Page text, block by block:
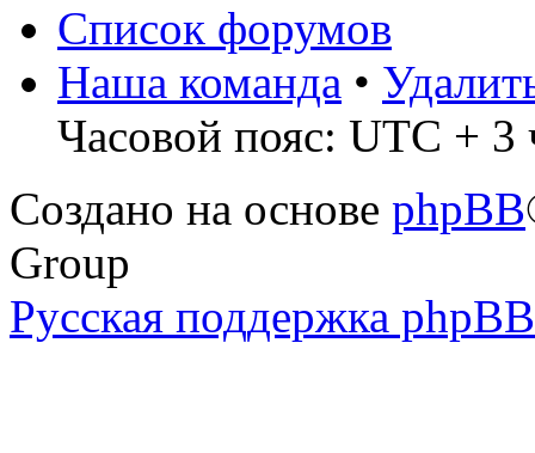
Список форумов
Наша команда •
Часовой пояс: UTC + 3
Создано на основе phpBB
Group
Русская поддержка phpBB